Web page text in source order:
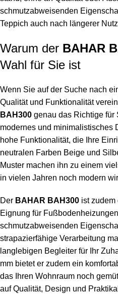
schmutzabweisenden
Teppich auch nach längerer
Warum der BAHAR
Wahl für Sie ist
Wenn Sie auf der Suche nach
Qualität und Funktionalität
BAH300 genau das Richtige für
modernes und minimalistisches
hohe Funktionalität, die Ihre
neutralen Farben Beige und
Muster machen ihn zu einem
in vielen Jahren noch modern
Der BAHAR BAH300 ist
Eignung für
schmutzabweisenden
strapazierfähige Verarbeitung
langlebigen Begleiter für Ihr
mm bietet er zudem ein
das Ihren Wohnraum noch
auf Qualität, Design und